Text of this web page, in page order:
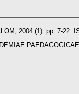
2004 (1). pp. 7-22.